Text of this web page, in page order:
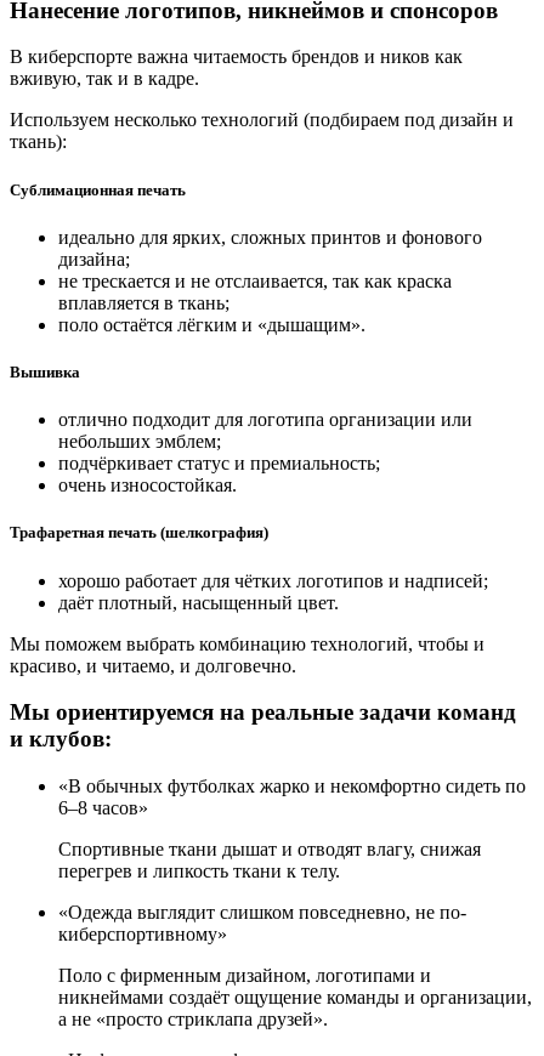
Нанесение логотипов, никнеймов и спонсоров
В киберспорте важна читаемость брендов и ников как
вживую, так и в кадре.
Используем несколько технологий (подбираем под дизайн и
ткань):
Сублимационная печать
идеально для ярких, сложных принтов и фонового
дизайна;
не трескается и не отслаивается, так как краска
вплавляется в ткань;
поло остаётся лёгким и «дышащим».
Вышивка
отлично подходит для логотипа организации или
небольших эмблем;
подчёркивает статус и премиальность;
очень износостойкая.
Трафаретная печать (шелкография)
хорошо работает для чётких логотипов и надписей;
даёт плотный, насыщенный цвет.
Мы поможем выбрать комбинацию технологий, чтобы и
красиво, и читаемо, и долговечно.
Мы ориентируемся на реальные задачи команд
и клубов:
«В обычных футболках жарко и некомфортно сидеть по
6–8 часов»
Спортивные ткани дышат и отводят влагу, снижая
перегрев и липкость ткани к телу.
«Одежда выглядит слишком повседневно, не по-
киберспортивному»
Поло с фирменным дизайном, логотипами и
никнеймами создаёт ощущение команды и организации,
а не «просто стриклапа друзей».